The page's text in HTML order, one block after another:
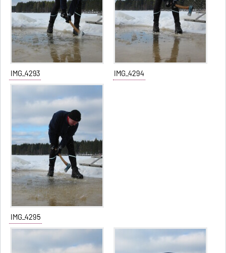
IMG_4293 IMG_4294
IMG_4295